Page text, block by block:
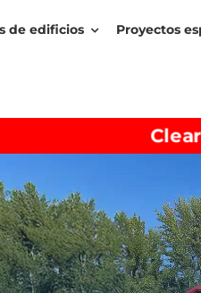
de edificios Proyectos